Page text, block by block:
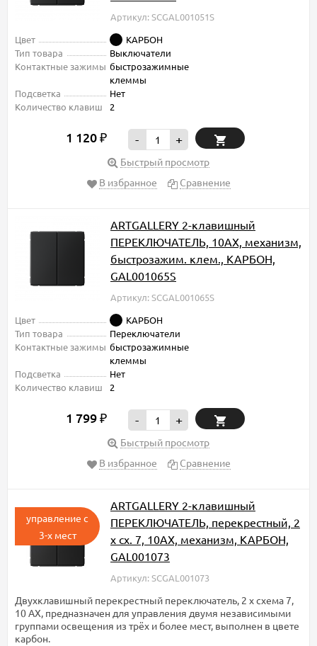
Артикул: SCGAL001051S
Цвет
КАРБОН
Тип товара
Выключатели
Контактные зажимы быстрозажимные
клеммы
Подсветка
Нет
Количество клавиш
2
1 120 ₽ - +
Быстрый просмотр
В избранное
Сравнение
ARTGALLERY 2-клавишный
ПЕРЕКЛЮЧАТЕЛЬ, 10АХ, механизм,
быстрозажим. клем., КАРБОН,
GAL001065S
Артикул: SCGAL001065S
Цвет
КАРБОН
Тип товара
Переключатели
Контактные зажимы быстрозажимные
клеммы
Подсветка
Нет
Количество клавиш
2
1 799 ₽ - +
Быстрый просмотр
В избранное
Сравнение
управление с
3-х мест
ARTGALLERY 2-клавишный
ПЕРЕКЛЮЧАТЕЛЬ, перекрестный, 2
x сх. 7, 10АХ, механизм, КАРБОН,
GAL001073
Артикул: SCGAL001073
Двухклавишный перекрестный переключатель, 2 x схема 7,
10 АХ, предназначен для управления двумя независимыми
группами освещения из трёх и более мест, выполнен в цвете
карбон.